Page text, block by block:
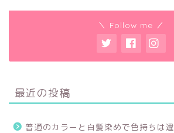
＼ Follow me ／
最近の投稿
普通のカラーと白髪染めで色持ちは